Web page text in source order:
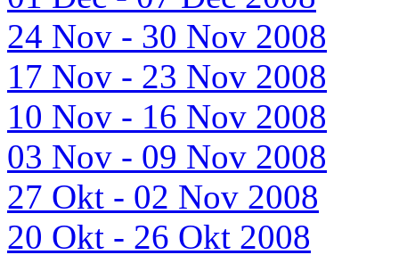
24 Nov - 30 Nov 2008
17 Nov - 23 Nov 2008
10 Nov - 16 Nov 2008
03 Nov - 09 Nov 2008
27 Okt - 02 Nov 2008
20 Okt - 26 Okt 2008